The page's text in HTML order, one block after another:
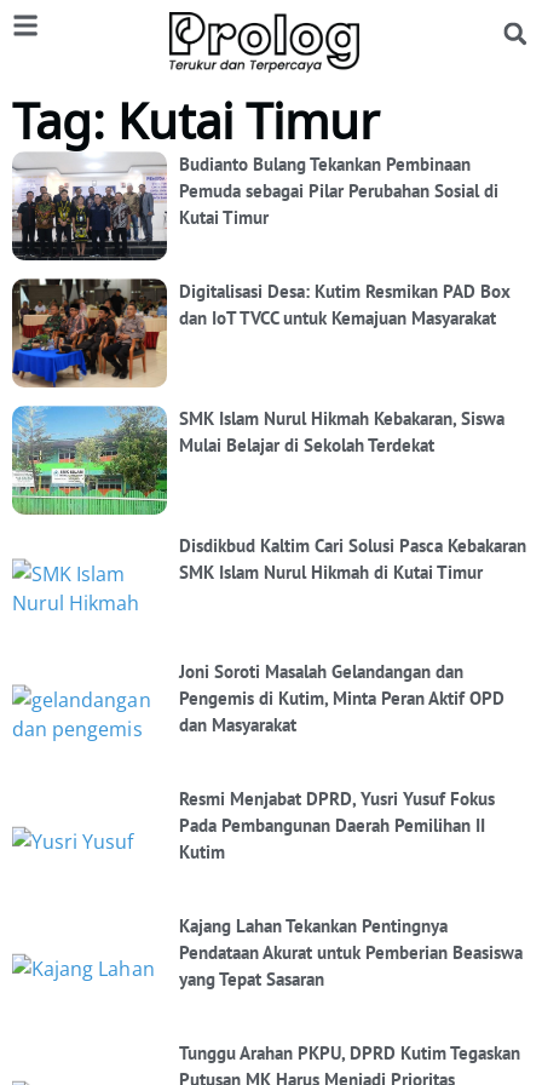
Tag: Kutai Timur
Budianto Bulang Tekankan Pembinaan
Pemuda sebagai Pilar Perubahan Sosial di
Kutai Timur
Digitalisasi Desa: Kutim Resmikan PAD Box
dan IoT TVCC untuk Kemajuan Masyarakat
SMK Islam Nurul Hikmah Kebakaran, Siswa
Mulai Belajar di Sekolah Terdekat
Disdikbud Kaltim Cari Solusi Pasca Kebakaran
SMK Islam Nurul Hikmah di Kutai Timur
Joni Soroti Masalah Gelandangan dan
Pengemis di Kutim, Minta Peran Aktif OPD
dan Masyarakat
Resmi Menjabat DPRD, Yusri Yusuf Fokus
Pada Pembangunan Daerah Pemilihan II
Kutim
Kajang Lahan Tekankan Pentingnya
Pendataan Akurat untuk Pemberian Beasiswa
yang Tepat Sasaran
Tunggu Arahan PKPU, DPRD Kutim Tegaskan
Putusan MK Harus Menjadi Prioritas